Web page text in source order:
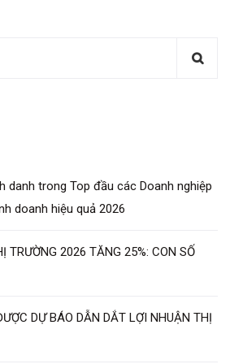
danh trong Top đầu các Doanh nghiệp
doanh hiệu quả 2026
TRƯỜNG 2026 TĂNG 25%: CON SỐ
DỰ BÁO DẪN DẮT LỢI NHUẬN THỊ